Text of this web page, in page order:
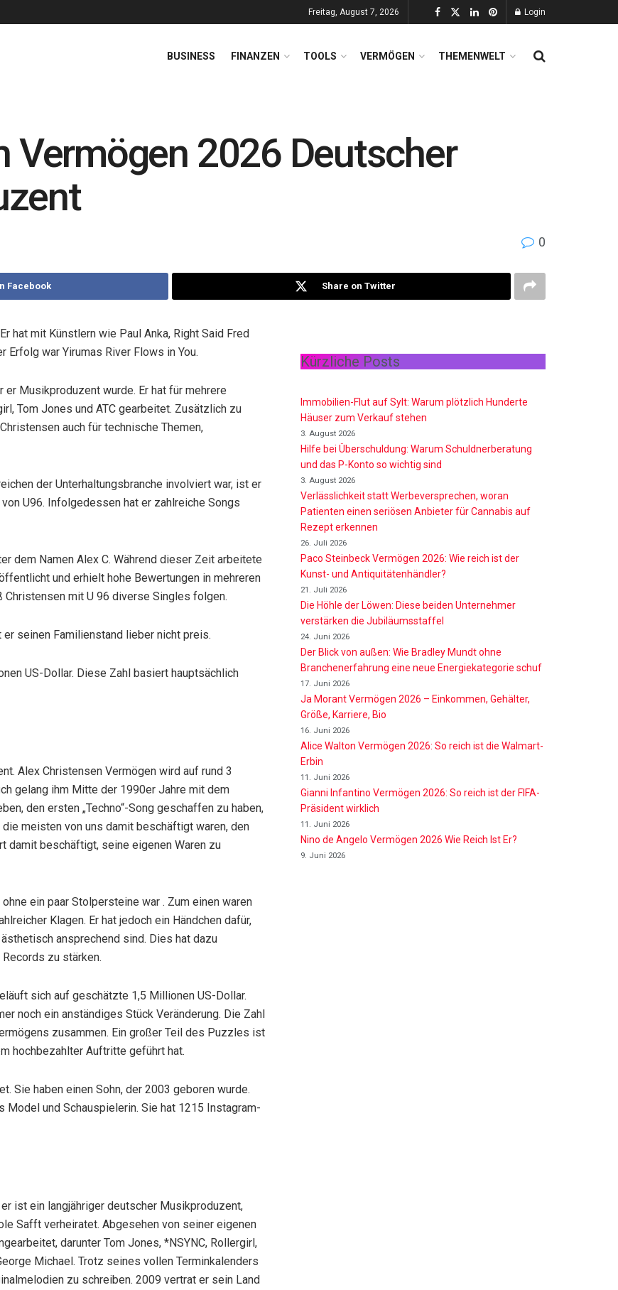
Freitag, August 7, 2026 Login
BUSINESS FINANZEN TOOLS VERMÖGEN THEMENWELT
Vermögen 2026 Deutscher
0
Facebook Share on Twitter
hat mit Künstlern wie Paul Anka, Right Said Fred
war Yirumas River Flows in You.
Musikproduzent wurde. Er hat für mehrere
Tom Jones und ATC gearbeitet. Zusätzlich zu
auch für technische Themen,
der Unterhaltungsbranche involviert war, ist er
U96. Infolgedessen hat er zahlreiche Songs
dem Namen Alex C. Während dieser Zeit arbeitete
und erhielt hohe Bewertungen in mehreren
Christensen mit U 96 diverse Singles folgen.
seinen Familienstand lieber nicht preis.
US-Dollar. Diese Zahl basiert hauptsächlich
Alex Christensen Vermögen wird auf rund 3
gelang ihm Mitte der 1990er Jahre mit dem
den ersten „Techno“-Song geschaffen zu haben,
meisten von uns damit beschäftigt waren, den
damit beschäftigt, seine eigenen Waren zu
ein paar Stolpersteine war . Zum einen waren
Klagen. Er hat jedoch ein Händchen dafür,
ansprechend sind. Dies hat dazu
zu stärken.
sich auf geschätzte 1,5 Millionen US-Dollar.
noch ein anständiges Stück Veränderung. Die Zahl
zusammen. Ein großer Teil des Puzzles ist
hochbezahlter Auftritte geführt hat.
Sie haben einen Sohn, der 2003 geboren wurde.
und Schauspielerin. Sie hat 1215 Instagram-
ist ein langjähriger deutscher Musikproduzent,
Safft verheiratet. Abgesehen von seiner eigenen
darunter Tom Jones, *NSYNC, Rollergirl,
Michael. Trotz seines vollen Terminkalenders
zu schreiben. 2009 vertrat er sein Land
Kürzliche Posts
Immobilien-Flut auf Sylt: Warum plötzlich Hunderte
Häuser zum Verkauf stehen
3. August 2026
Hilfe bei Überschuldung: Warum Schuldnerberatung
und das P-Konto so wichtig sind
3. August 2026
Verlässlichkeit statt Werbeversprechen, woran
Patienten einen seriösen Anbieter für Cannabis auf
Rezept erkennen
26. Juli 2026
Paco Steinbeck Vermögen 2026: Wie reich ist der
Kunst- und Antiquitätenhändler?
21. Juli 2026
Die Höhle der Löwen: Diese beiden Unternehmer
verstärken die Jubiläumsstaffel
24. Juni 2026
Der Blick von außen: Wie Bradley Mundt ohne
Branchenerfahrung eine neue Energiekategorie schuf
17. Juni 2026
Ja Morant Vermögen 2026 – Einkommen, Gehälter,
Größe, Karriere, Bio
16. Juni 2026
Alice Walton Vermögen 2026: So reich ist die Walmart-
Erbin
11. Juni 2026
Gianni Infantino Vermögen 2026: So reich ist der FIFA-
Präsident wirklich
11. Juni 2026
Nino de Angelo Vermögen 2026 Wie Reich Ist Er?
9. Juni 2026